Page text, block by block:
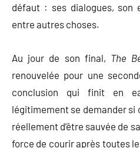
défaut : ses dialogues, son
entre autres choses.
Au jour de son final, The
renouvelée pour une
conclusion qui finit en
légitimement se demander
réellement d’être sauvée de
force de courir après toutes